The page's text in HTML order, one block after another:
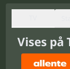
Vises på